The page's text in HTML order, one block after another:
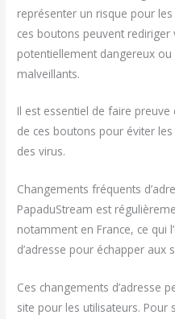
représenter un risque pour
ces boutons peuvent rediriger
potentiellement dangereux
malveillants.
Il est essentiel de faire preuve
de ces boutons pour éviter
des virus.
Changements fréquents
PapaduStream est
notamment en France, ce qui
d’adresse pour échapper aux
Ces changements d’adresse
site pour les utilisateurs. Pour